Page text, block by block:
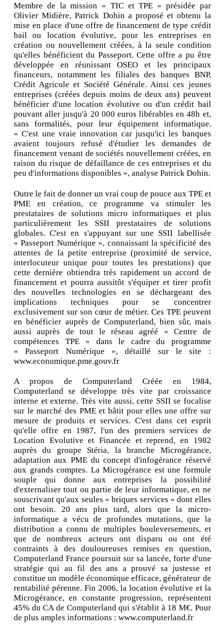
Membre de la mission « TIC et TPE » présidée par
Olivier Midière, Patrick Dohin a proposé et obtenu la
mise en place d'une offre de financement de type crédit
bail ou location évolutive, pour les entreprises en
création ou nouvellement créées, à la seule condition
qu'elles bénéficient du Passeport. Cette offre a pu être
développée en réunissant OSEO et les principaux
financeurs, notamment les filiales des banques BNP,
Crédit Agricole et Société Générale. Ainsi ces jeunes
entreprises (créées depuis moins de deux ans) peuvent
bénéficier d'une location évolutive ou d'un crédit bail
pouvant aller jusqu'à 20 000 euros libérables en 48h et,
sans formalités, pour leur équipement informatique.
« C'est une vraie innovation car jusqu'ici les banques
avaient toujours refusé d'étudier les demandes de
financement venant de sociétés nouvellement créées, en
raison du risque de défaillance de ces entreprises et du
peu d'informations disponibles », analyse Patrick Dohin.
Outre le fait de donner un vrai coup de pouce aux TPE et
PME en création, ce programme va stimuler les
prestataires de solutions micro informatiques et plus
particulièrement les SSII prestataires de solutions
globales. C'est en s'appuyant sur une SSII labellisée
« Passeport Numérique », connaissant la spécificité des
attentes de la petite entreprise (proximité de service,
interlocuteur unique pour toutes les prestations) que
cette dernière obtiendra très rapidement un accord de
financement et pourra aussitôt s'équiper et tirer profit
des nouvelles technologies en se déchargeant des
implications techniques pour se concentrer
exclusivement sur son cœur de métier. Ces TPE peuvent
en bénéficier auprès de Computerland, bien sûr, mais
aussi auprès de tout le réseau agréé « Centre de
compétences TPE » dans le cadre du programme
« Passeport Numérique », détaillé sur le site :
www.econumique.pme.gouv.fr
A propos de Computerland Créée en 1984,
Computerland se développe très vite par croissance
interne et externe. Très vite aussi, cette SSII se focalise
sur le marché des PME et bâtit pour elles une offre sur
mesure de produits et services. C'est dans cet esprit
qu'elle offre en 1987, l'un des premiers services de
Location Evolutive et Financée et reprend, en 1982
auprès du groupe Stéria, la branche Microgérance,
adaptation aux PME du concept d'infogérance réservé
aux grands comptes. La Microgérance est une formule
souple qui donne aux entreprises la possibilité
d'externaliser tout ou partie de leur informatique, en ne
souscrivant qu'aux seules « briques services » dont elles
ont besoin. 20 ans plus tard, alors que la micro-
informatique a vécu de profondes mutations, que la
distribution a connu de multiples bouleversements, et
que de nombreux acteurs ont disparu ou ont été
contraints à des douloureuses remises en question,
Computerland France poursuit sur sa lancée, forte d'une
stratégie qui au fil des ans a prouvé sa justesse et
constitue un modèle économique efficace, générateur de
rentabilité pérenne. Fin 2006, la location évolutive et la
Microgérance, en constante progression, représentent
45% du CA de Computerland qui s'établit à 18 M€. Pour
de plus amples informations : www.computerland.fr